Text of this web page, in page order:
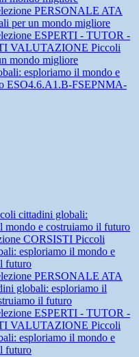
PERSONALE ATA
per un mondo migliore
ESPERTI - TUTOR -
VALUTAZIONE Piccoli
mondo migliore
esploriamo il mondo e
ESO4.6.A1.B-FSEPNMA-
cittadini globali:
mondo e costruiamo il futuro
CORSISTI Piccoli
esploriamo il mondo e
futuro
PERSONALE ATA
globali: esploriamo il
il futuro
ESPERTI - TUTOR -
VALUTAZIONE Piccoli
esploriamo il mondo e
futuro